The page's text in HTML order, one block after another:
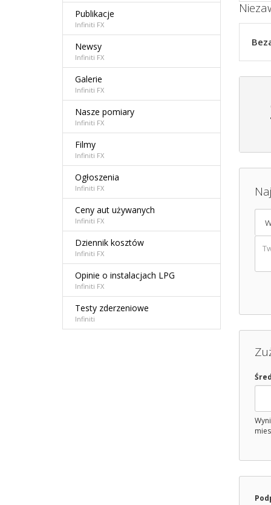
Publikacje
Infiniti FX
Newsy
Infiniti FX
Galerie
Infiniti FX
Nasze pomiary
Infiniti FX
Filmy
Infiniti FX
Ogłoszenia
Infiniti FX
Ceny aut używanych
Infiniti FX
Dziennik kosztów
Infiniti FX
Opinie o instalacjach LPG
Infiniti FX
Testy zderzeniowe
Infiniti